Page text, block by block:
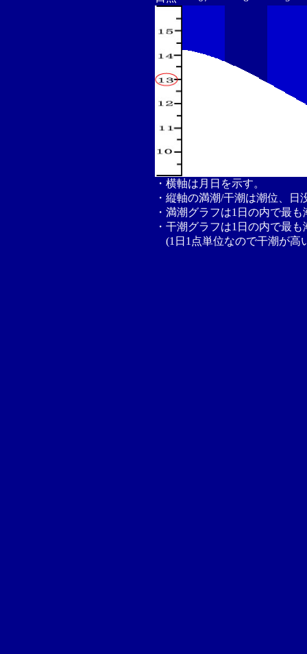
・横軸は月日を示す。
・縦軸の満潮/干潮は潮位、
・満潮グラフは1日の内で最
・干潮グラフは1日の内で最
(1日1点単位なので干潮が高